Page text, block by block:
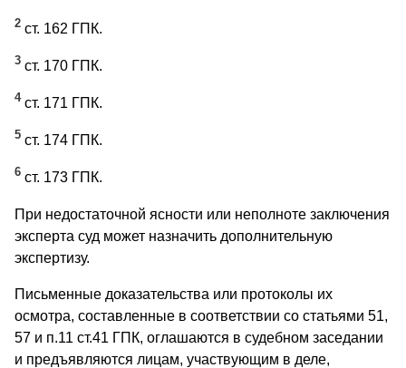
2 ст. 162 ГПК.
3 ст. 170 ГПК.
4 ст. 171 ГПК.
5 ст. 174 ГПК.
6 ст. 173 ГПК.
При недостаточной ясности или неполноте заключения
эксперта суд может назначить дополнительную
экспертизу.
Письменные доказательства или протоколы их
осмотра, составленные в соответствии со статьями 51,
57 и п.11 ст.41 ГПК, оглашаются в судебном заседании
и предъявляются лицам, участвующим в деле,